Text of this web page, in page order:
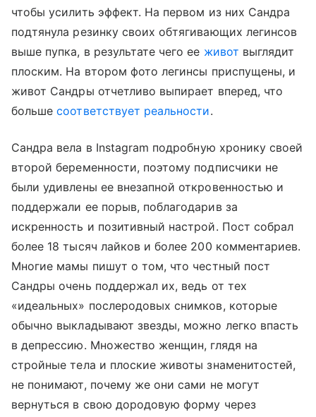
чтобы усилить эффект. На первом из них Сандра
подтянула резинку своих обтягивающих легинсов
выше пупка, в результате чего ее живот выглядит
плоским. На втором фото легинсы приспущены, и
живот Сандры отчетливо выпирает вперед, что
большесоответствует реальности.
Сандра вела в Instagram подробную хронику своей
второй беременности, поэтому подписчики не
были удивлены ее внезапной откровенностью и
поддержали ее порыв, поблагодарив за
искренность и позитивный настрой. Пост собрал
более 18 тысяч лайков и более 200 комментариев.
Многие мамы пишут о том, что честный пост
Сандры очень поддержал их, ведь от тех
«идеальных» послеродовых снимков, которые
обычно выкладывают звезды, можно легко впасть
в депрессию. Множество женщин, глядя на
стройные тела и плоские животы знаменитостей,
не понимают, почему же они сами не могут
вернуться в свою дородовую форму через